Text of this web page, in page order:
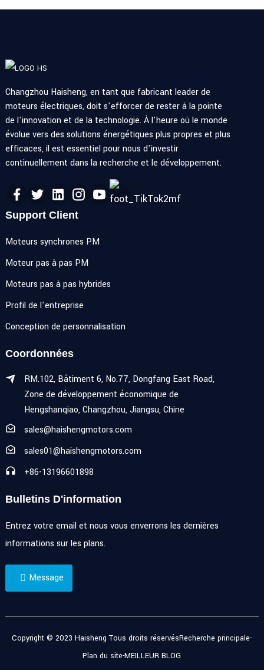
Changzhou Haisheng, en tant que fabricant leader de
moteurs électriques, doit s'efforcer de rester à la pointe
de l'innovation et de la technologie. À l'heure où le monde
évolue vers des solutions énergétiques plus propres et plus
efficaces, il est essentiel pour nous d'investir
continuellement dans la recherche et le développement.
Support Client
Moteurs synchrones PM
Moteur pas à pas PM
Moteurs pas à pas hybrides
Profil de l'entreprise
Conception de personnalisation
Coordonnées
RM.102, Bâtiment 6, No.77, Dongfang East Road,
Zone de développement économique de
Hengshanqiao, Changzhou, Jiangsu, Chine
sales@haishengmotors.com
sales01@haishengmotors.com
+86-13196601898
Bulletins D'information
Entrez votre email et nous vous enverrons les dernières
informations sur les plans.
Message
Copyright © 2023 Haisheng Tous droits réservésRecherche principale-
Plan du site-MEILLEUR BLOG